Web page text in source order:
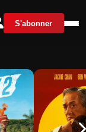
S'abonner